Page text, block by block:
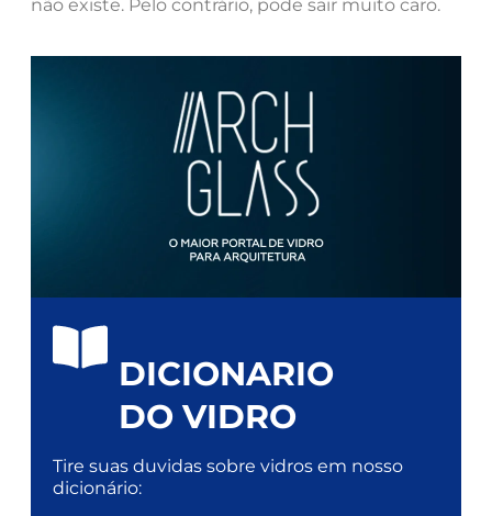
não existe. Pelo contrário, pode sair muito caro.
DICIONARIO
DO VIDRO
Tire suas duvidas sobre vidros em nosso
dicionário: